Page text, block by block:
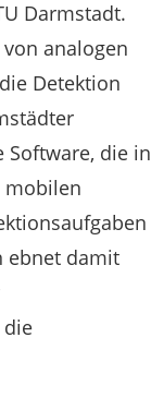
Darmstadt.
analogen
Detektion
Software, die in
mobilen
ebnet damit